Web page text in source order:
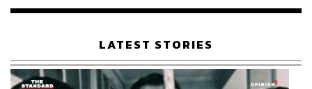
เรือนไทยที่ถูกซุกไว้
LATEST STORIES